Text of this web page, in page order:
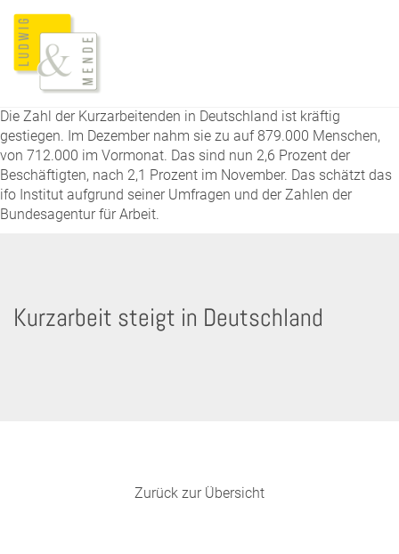
Die Zahl der Kurzarbeitenden in Deutschland ist kräftig
gestiegen. Im Dezember nahm sie zu auf 879.000 Menschen,
von 712.000 im Vormonat. Das sind nun 2,6 Prozent der
Beschäftigten, nach 2,1 Prozent im November. Das schätzt das
ifo Institut aufgrund seiner Umfragen und der Zahlen der
Bundesagentur für Arbeit.
Kurzarbeit steigt in Deutschland
Zurück zur Übersicht